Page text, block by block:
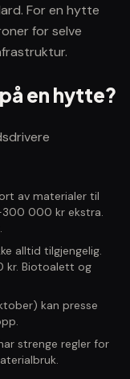
For en hytte
for selve
en hytte?
av materialer til
000 kr ekstra.
alltid tilgjengelig.
kr. Biotoalett og
kan presse
strenge regler for